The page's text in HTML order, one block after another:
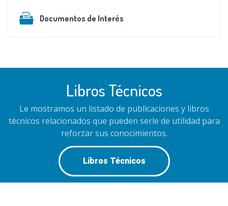
Documentos de Interés
Libros Técnicos
Le mostramos un listado de publicaciones y libros
técnicos relacionados que pueden serle de utilidad para
reforzar sus conocimientos.
Libros Técnicos